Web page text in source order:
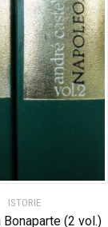
ISTORIE
Bonaparte (2 vol.)